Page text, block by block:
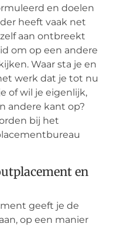
en doelen
heeft vaak net
aan ontbreekt
om op een andere
Waar sta je en
werk dat je tot nu
of wil je eigenlijk,
andere kant op?
bij het
en
geeft je de
op een manier